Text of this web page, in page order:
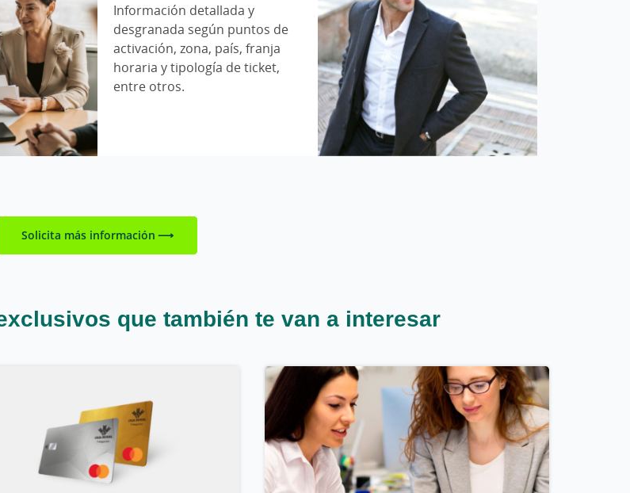
Información detallada y
desgranada según puntos de
activación, zona, país, franja
horaria y tipología de ticket,
entre otros.
Solicita más información
que también te van a interesar